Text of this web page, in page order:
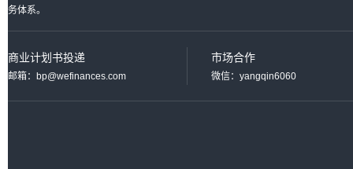
务体系。
商业计划书投递
邮箱：bp@wefinances.com
市场合作
微信：yangqin6060